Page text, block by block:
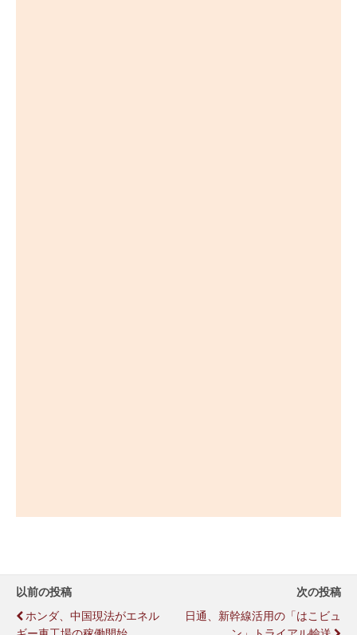
以前の投稿
ホンダ、中国現法がエネル
次の投稿
日通、新幹線活用の「はこビュ